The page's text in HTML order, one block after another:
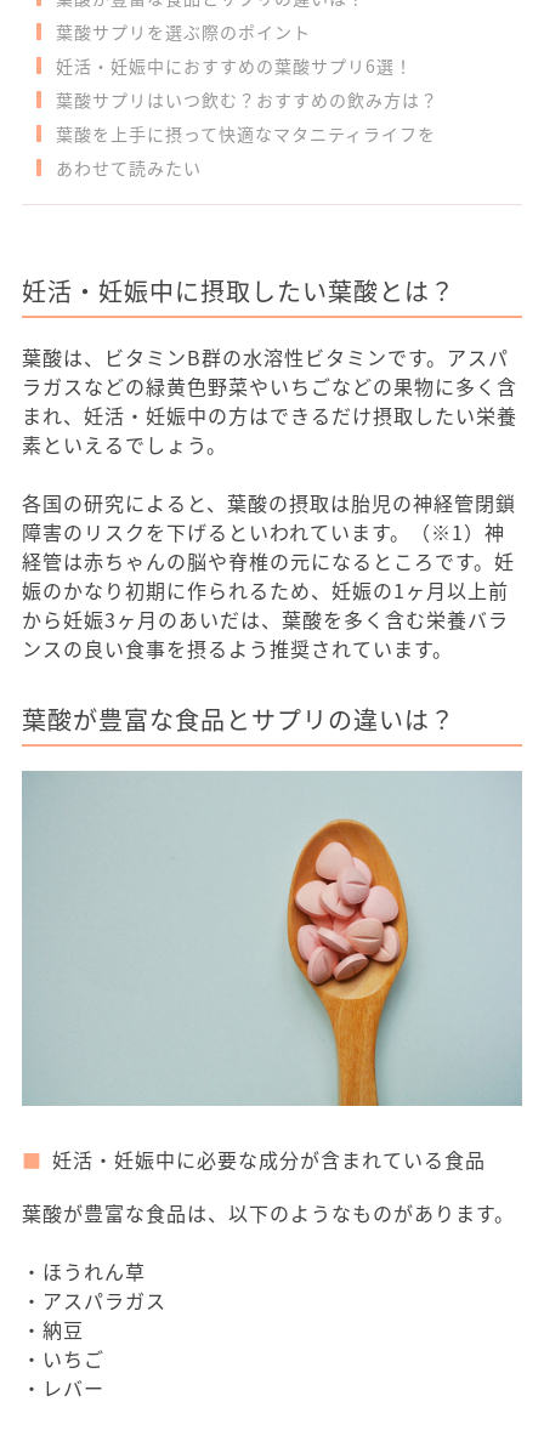
葉酸サプリを選ぶ際のポイント
妊活・妊娠中におすすめの葉酸サプリ6選！
葉酸サプリはいつ飲む？おすすめの飲み方は？
葉酸を上手に摂って快適なマタニティライフを
あわせて読みたい
妊活・妊娠中に摂取したい葉酸とは？
葉酸は、ビタミンB群の水溶性ビタミンです。アスパ
ラガスなどの緑黄色野菜やいちごなどの果物に多く含
まれ、妊活・妊娠中の方はできるだけ摂取したい栄養
素といえるでしょう。
各国の研究によると、葉酸の摂取は胎児の神経管閉鎖
障害のリスクを下げるといわれています。（※1）神
経管は赤ちゃんの脳や脊椎の元になるところです。妊
娠のかなり初期に作られるため、妊娠の1ヶ月以上前
から妊娠3ヶ月のあいだは、葉酸を多く含む栄養バラ
ンスの良い食事を摂るよう推奨されています。
葉酸が豊富な食品とサプリの違いは？
妊活・妊娠中に必要な成分が含まれている食品
葉酸が豊富な食品は、以下のようなものがあります。
・ほうれん草
・アスパラガス
・納豆
・いちご
・レバー